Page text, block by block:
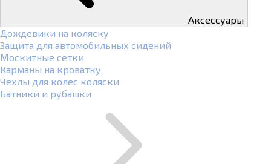
Аксессуары
Дождевики на коляску
Защита для автомобильных сидений
Москитные сетки
Карманы на кроватку
Чехлы для колес коляски
Батники и рубашки